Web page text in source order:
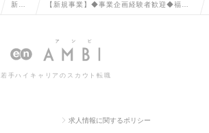
新規
の転
【新規事業】◆事業企画経験者歓迎◆福利厚
モーション等）の求人情報
若手ハイキャリアのスカウト転職
求人情報に関するポリシー